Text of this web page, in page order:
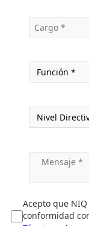
Acepto que
conformidad